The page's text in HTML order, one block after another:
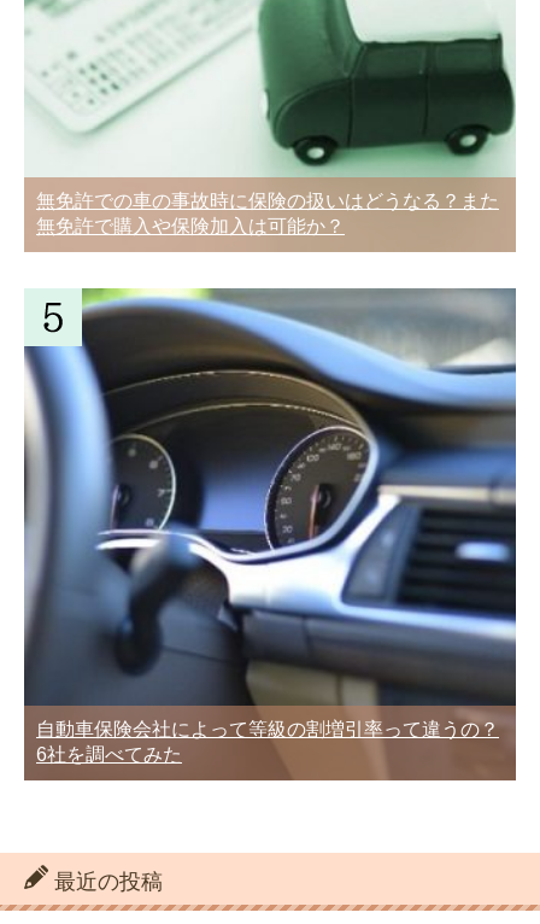
無免許での車の事故時に保険の扱いはどうなる？また
無免許で購入や保険加入は可能か？
自動車保険会社によって等級の割増引率って違うの？
6社を調べてみた
最近の投稿